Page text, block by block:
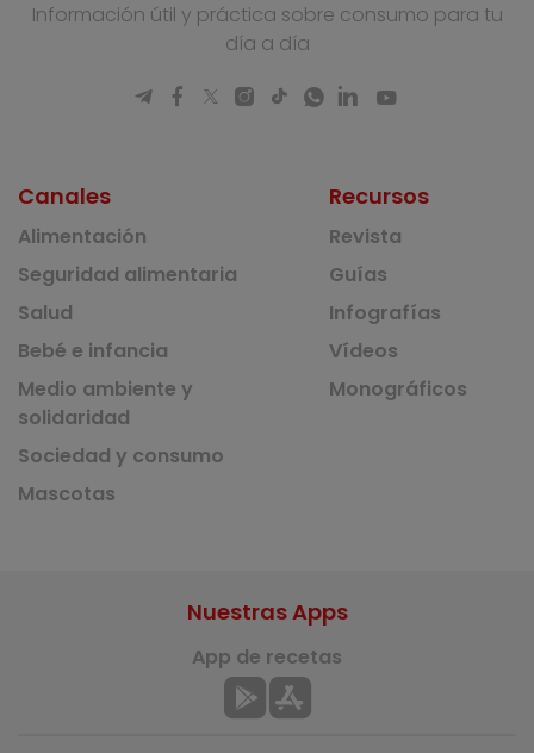
Información útil y práctica sobre consumo para tu
día a día
Canales
Alimentación
Seguridad alimentaria
Salud
Bebé e infancia
Medio ambiente y
solidaridad
Sociedad y consumo
Mascotas
Recursos
Revista
Guías
Infografías
Vídeos
Monográficos
Nuestras Apps
App de recetas